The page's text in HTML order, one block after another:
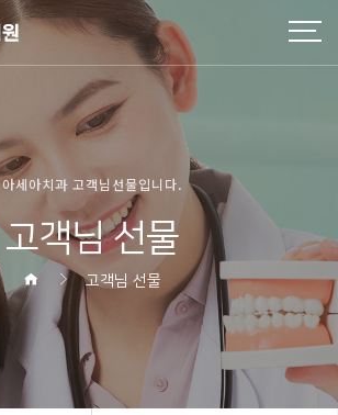
아세아치과 고객님선물입니다.
고객님 선물
고객님 선물